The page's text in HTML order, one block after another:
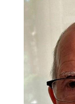
principales: su
fondos, que
previstos en cada
revisan en
ventajas y
Posteriormente se
posibilidad de que
se describen tres